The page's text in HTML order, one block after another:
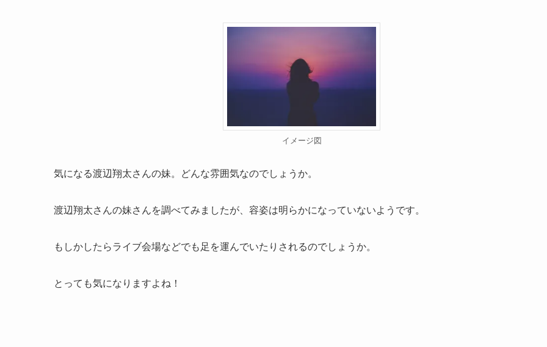
イメージ図
気になる渡辺翔太さんの妹。どんな雰囲気なのでしょうか。
渡辺翔太さんの妹さんを調べてみましたが、容姿は明らかになっていないようです。
もしかしたらライブ会場などでも足を運んでいたりされるのでしょうか。
とっても気になりますよね！